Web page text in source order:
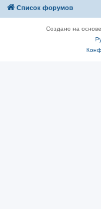
Список форумов
Создано на основе